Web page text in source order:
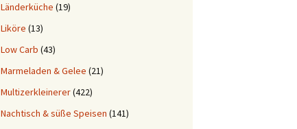
Länderküche (19)
Liköre (13)
Low Carb (43)
Marmeladen & Gelee (21)
Multizerkleinerer(422)
Nachtisch & süße Speisen (141)